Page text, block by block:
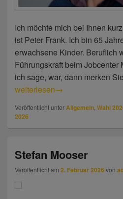
Ich möchte mich bei Ihnen
ist Peter Frank. Ich bin 65
erwachsene Kinder. Beruflich
Führungskraft beim Jobcenter
ich sage, war, dann merken
Peter Frank
weiterlesen→
Veröffentlicht unterAllgemein Wahl
2026
Stefan Mooser
Veröffentlicht am 2. Februar 2026 von